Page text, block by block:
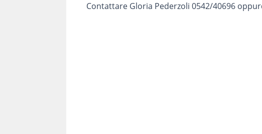
Contattare Gloria Pederzoli 0542/40696